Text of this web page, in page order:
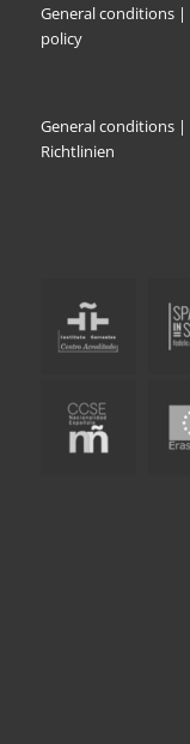
General conditions|
policy
General conditions|
Richtlinien